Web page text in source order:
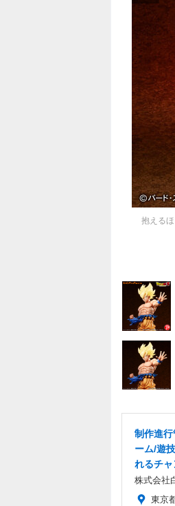
抱える
制作進
ーム/遊
れるチャ
株式会社
東京